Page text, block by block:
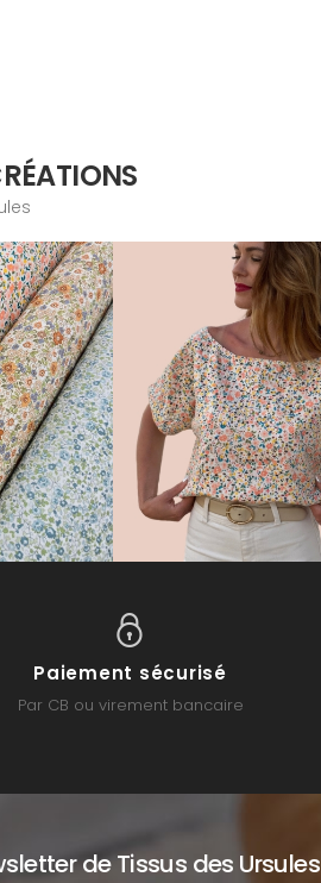
Paiement sécurisé
Par CB ou virement bancaire
de Tissus des Ursules